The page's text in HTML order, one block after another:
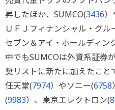
昇したほか、SUMCO(3436）
ＵＦＪフィナンシャル・グル
セブン＆アイ・ホールディン
中でもSUMCOは外資系証券
奨リストに新たに加えたこと
任天堂(7974）やソニー(6758
(9983）、東京エレクトロン(